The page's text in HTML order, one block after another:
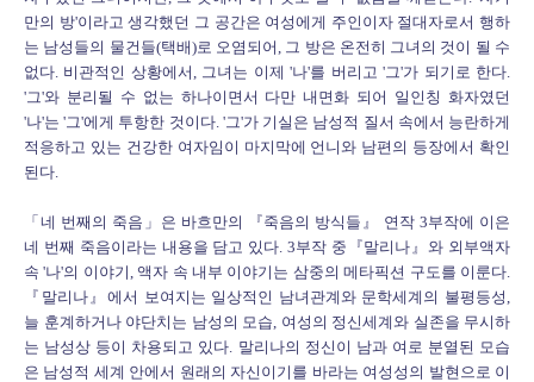
만의 방'이라고 생각했던 그 공간은 여성에게 주인이자 절대자로서 행하
는 남성들의 물건들(택배)로 오염되어, 그 방은 온전히 그녀의 것이 될 수
없다. 비관적인 상황에서, 그녀는 이제 '나'를 버리고 '그'가 되기로 한다.
'그'와 분리될 수 없는 하나이면서 다만 내면화 되어 일인칭 화자였던
'나'는 '그'에게 투항한 것이다. '그'가 기실은 남성적 질서 속에서 능란하게
적응하고 있는 건강한 여자임이 마지막에 언니와 남편의 등장에서 확인
된다.
「네 번째의 죽음」은 바흐만의 『죽음의 방식들』 연작 3부작에 이은
네 번째 죽음이라는 내용을 담고 있다. 3부작 중『말리나』와 외부액자
속 '나'의 이야기, 액자 속 내부 이야기는 삼중의 메타픽션 구도를 이룬다.
『말리나』에서 보여지는 일상적인 남녀관계와 문학세계의 불평등성,
늘 훈계하거나 야단치는 남성의 모습, 여성의 정신세계와 실존을 무시하
는 남성상 등이 차용되고 있다. 말리나의 정신이 남과 여로 분열된 모습
은 남성적 세계 안에서 원래의 자신이기를 바라는 여성성의 발현으로 이